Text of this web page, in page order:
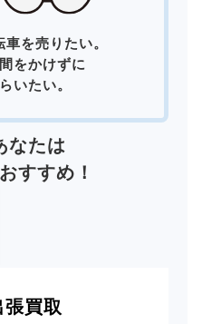
を売りたい。
をかけずに
いたい。
なたは
すすめ！
張買取